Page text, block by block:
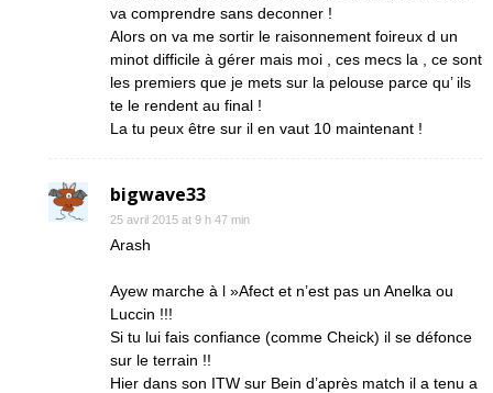
va comprendre sans deconner !
Alors on va me sortir le raisonnement foireux d un
minot difficile à gérer mais moi , ces mecs la , ce sont
les premiers que je mets sur la pelouse parce qu’ ils
te le rendent au final !
La tu peux être sur il en vaut 10 maintenant !
bigwave33
25 avril 2015 at 9 h 47 min
Arash
Ayew marche à l »Afect et n’est pas un Anelka ou
Luccin !!!
Si tu lui fais confiance (comme Cheick) il se défonce
sur le terrain !!
Hier dans son ITW sur Bein d’après match il a tenu a